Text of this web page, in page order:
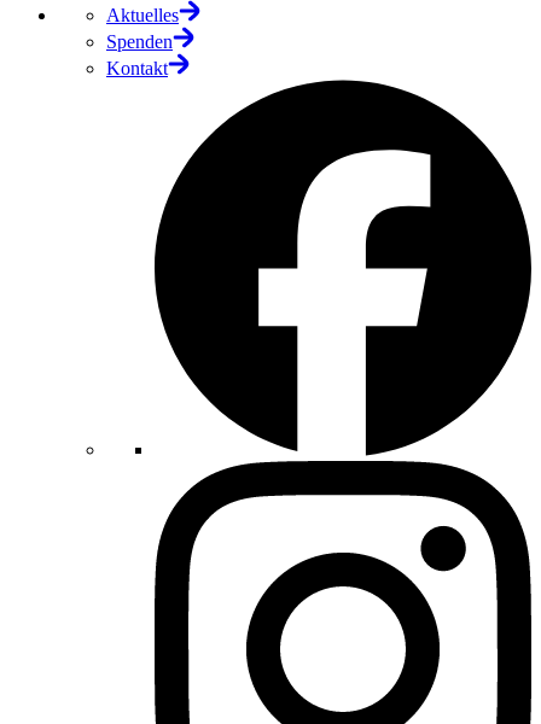
Aktuelles
Spenden
Kontakt